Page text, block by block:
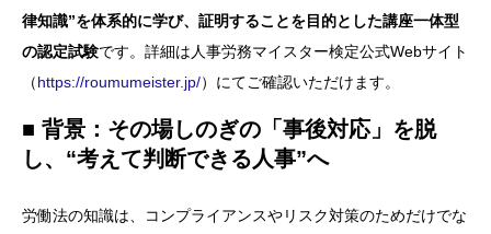
律知識”を体系的に学び、証明することを目的とした講座一体型
の認定試験です。詳細は人事労務マイスター検定公式Webサイト
（https://roumumeister.jp/）にてご確認いただけます。​
■ 背景：その場しのぎの「事後対応」を脱
し、“考えて判断できる人事”へ
労働法の知識は、コンプライアンスやリスク対策のためだけでな